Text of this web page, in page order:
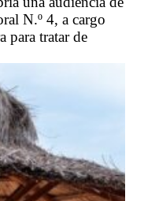
N.º 4, a cargo
para tratar de